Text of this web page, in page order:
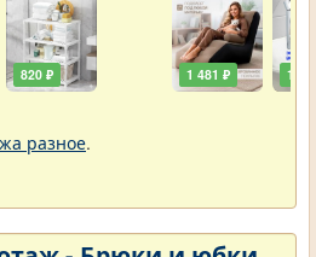
820 ₽ 1 481 ₽ 111
разное.